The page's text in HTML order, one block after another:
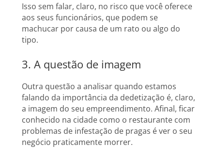
Isso sem falar, claro, no risco que você oferece
aos seus funcionários, que podem se
machucar por causa de um rato ou algo do
tipo.
3. A questão de imagem
Outra questão a analisar quando estamos
falando da importância da dedetização é, claro,
a imagem do seu empreendimento. Afinal, ficar
conhecido na cidade como o restaurante com
problemas de infestação de pragas é ver o seu
negócio praticamente morrer.